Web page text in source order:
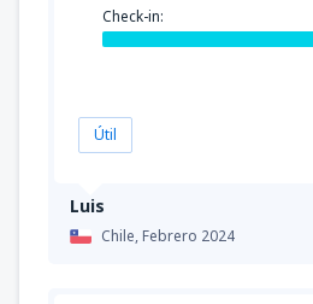
Luis
Chile,Febrero 2024
Check-in:
Útil